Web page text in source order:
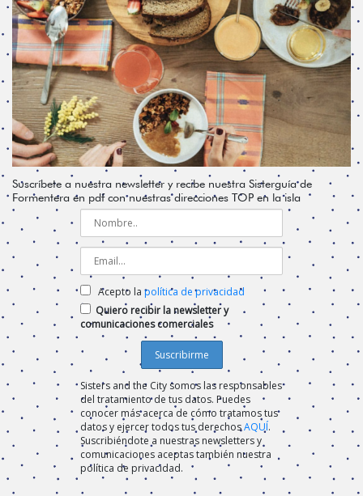
Suscríbete a nuestra newsletter y recibe nuestra Sisterguía de
Formentera en pdf con nuestras direcciones TOP en la isla
Acepto la política de privacidad
Quiero recibir la newsletter y
comunicaciones comerciales
Sisters and the City somos las responsables
del tratamiento de tus datos. Puedes
conocer más acerca de cómo tratamos tus
datos y ejercer todos tus derechosAQUÍ.
Suscribiéndote a nuestras newsletters y
comunicaciones aceptas también nuestra
política de privacidad.